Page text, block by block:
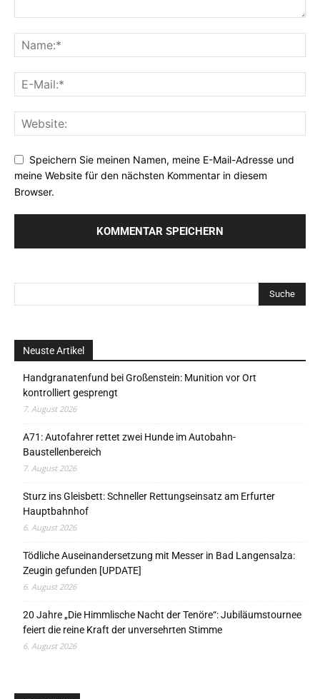
Speichern Sie meinen Namen, meine E-Mail-Adresse und
meine Website für den nächsten Kommentar in diesem
Browser.
Neuste Artikel
Handgranatenfund bei Großenstein: Munition vor Ort
kontrolliert gesprengt
7. August 2026
A71: Autofahrer rettet zwei Hunde im Autobahn-
Baustellenbereich
7. August 2026
Sturz ins Gleisbett: Schneller Rettungseinsatz am Erfurter
Hauptbahnhof
6. August 2026
Tödliche Auseinandersetzung mit Messer in Bad Langensalza:
Zeugin gefunden [UPDATE]
6. August 2026
20 Jahre „Die Himmlische Nacht der Tenöre“: Jubiläumstournee
feiert die reine Kraft der unversehrten Stimme
6. August 2026